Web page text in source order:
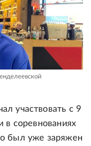
участвовать с 9
в соревнованиях
был уже заряжен